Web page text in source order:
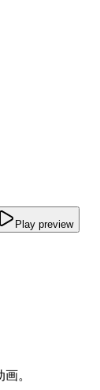
Play preview
。